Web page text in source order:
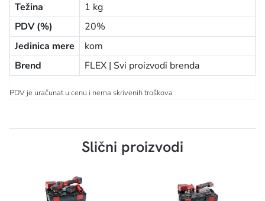
Težina
1 kg
PDV (%)
20%
Jedinica mere
kom
Brend
FLEX | Svi proizvodi brenda
PDV je uračunat u cenu i nema skrivenih troškova
Slični proizvodi